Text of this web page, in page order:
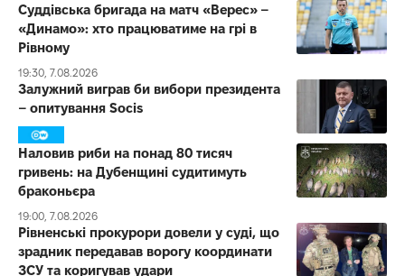
Суддівська бригада на матч «Верес» –
«Динамо»: хто працюватиме на грі в
Рівному
19:30, 7.08.2026
Залужний виграв би вибори президента
– опитування Socis
Наловив риби на понад 80 тисяч
гривень: на Дубенщині судитимуть
браконьєра
19:00, 7.08.2026
Рівненські прокурори довели у суді, що
зрадник передавав ворогу координати
ЗСУ та коригував удари